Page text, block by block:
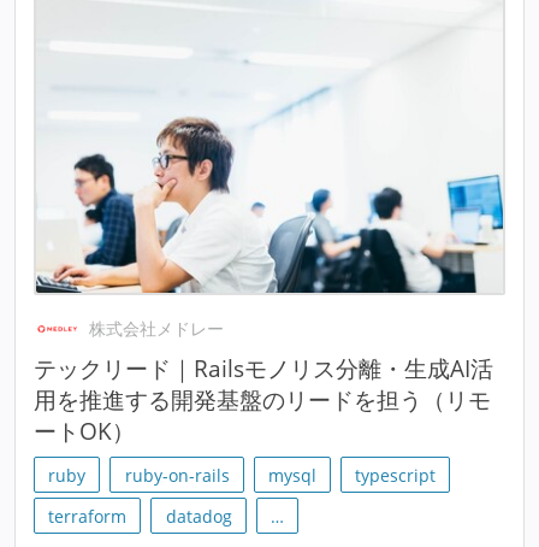
株式会社メドレー
テックリード｜Railsモノリス分離・生成AI活
用を推進する開発基盤のリードを担う（リモ
ートOK）
ruby ruby-on-rails mysql
typescript
terraform
datadog …